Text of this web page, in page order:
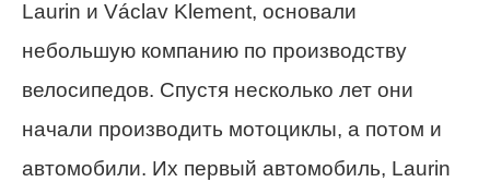
Laurin и Václav Klement, основали
небольшую компанию по производству
велосипедов. Спустя несколько лет они
начали производить мотоциклы, а потом и
автомобили. Их первый автомобиль, Laurin